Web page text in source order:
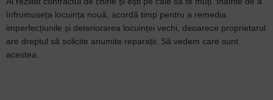
înfrumuseța locuința nouă, acordă timp pentru a remedia
imperfecțiunile și deteriorarea locuinței vechi, deoarece proprietarul
are dreptul să solicite anumite reparații. Să vedem care sunt
acestea.